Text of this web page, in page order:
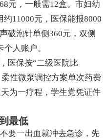
元，一般需12盒。市妇幼
11000元，医保能报8000
破泡针单侧360元，双侧
人账户。
医保按“二级医院比
性微泵调控方案单次药费
为一疗程，学生党凭证件
最低
要一出血就冲去急诊，先